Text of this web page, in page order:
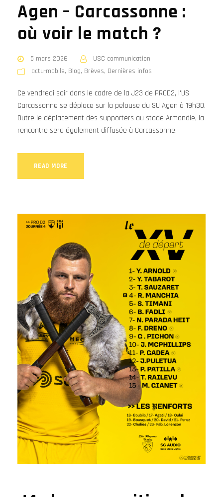
Agen – Carcassonne :
où voir le match ?
5 mars 2026
USC communication
actu-mobile, Blog, Brèves, Dernières infos
Ce vendredi soir dans le cadre de la J23 de PROD2, l'US
Carcassonne se déplace sur la pelouse du SU Agen à 19h30.
Outre le déplacement des supporters au stade Armandie, la
rencontre sera également diffusée à Carcassonne.
READ MORE